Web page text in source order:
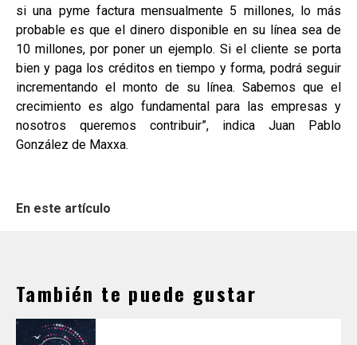
si una pyme factura mensualmente 5 millones, lo más
probable es que el dinero disponible en su línea sea de
10 millones, por poner un ejemplo. Si el cliente se porta
bien y paga los créditos en tiempo y forma, podrá seguir
incrementando el monto de su línea. Sabemos que el
crecimiento es algo fundamental para las empresas y
nosotros queremos contribuir”, indica Juan Pablo
González de Maxxa.
En este artículo
También te puede gustar